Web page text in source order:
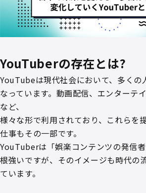
YouTuberの存在とは?
YouTubeは現代社会において、多くの
なっています。動画配信、エンターテ
など、
様々な形で利用されており、これらを
仕事もその一部です。
YouTuberは「娯楽コンテンツの発信
根強いですが、そのイメージも時代の
ています。